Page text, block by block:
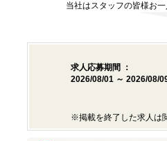
当社はスタッフの皆様お
求人応募期間 ：
2026/08/01 ～ 2026/08/
※掲載を終了した求人は